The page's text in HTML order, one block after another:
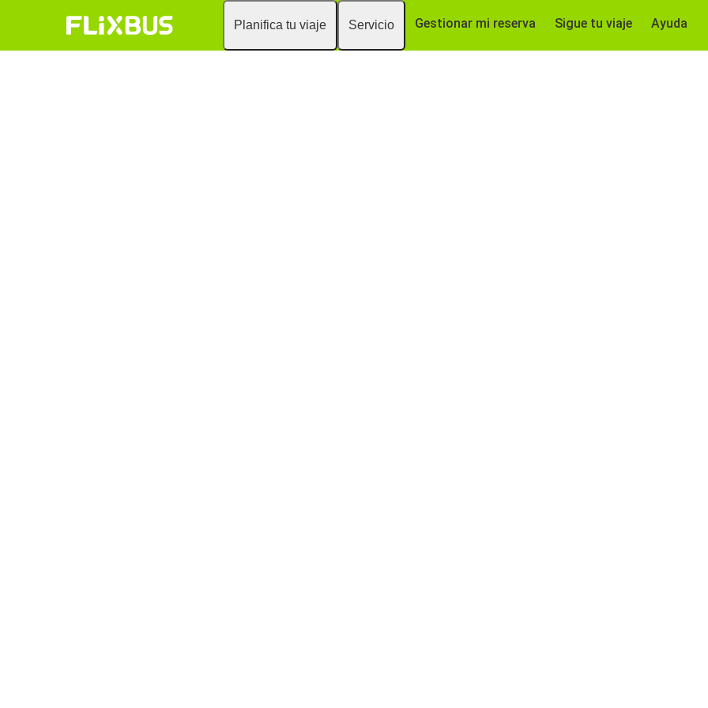
Planifica tu viaje Servicio Gestionar mi reserva Sigue tu viaje Ayuda